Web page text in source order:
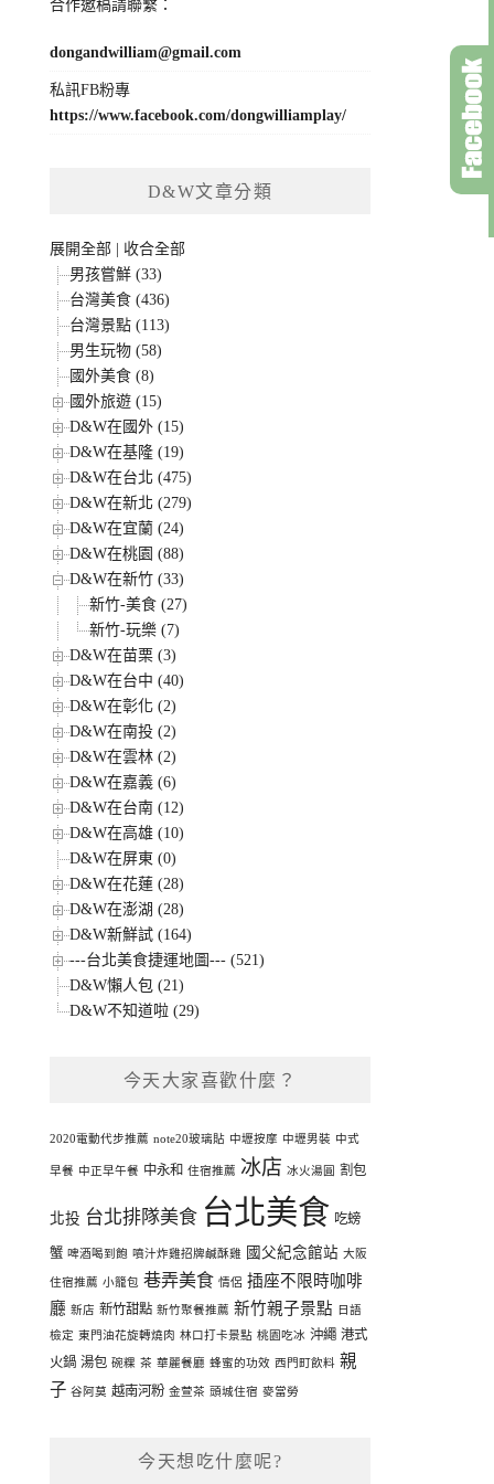
合作邀稿請聯繫：
dongandwilliam@gmail.com
私訊FB粉專
https://www.facebook.com/dongwilliamplay/
D&W文章分類
展開全部
收合全部
男孩嘗鮮 (33)
台灣美食 (436)
台灣景點 (113)
男生玩物 (58)
國外美食 (8)
國外旅遊 (15)
D&W在國外 (15)
D&W在基隆 (19)
D&W在台北 (475)
D&W在新北 (279)
D&W在宜蘭 (24)
D&W在桃園 (88)
D&W在新竹 (33)
新竹-美食 (27)
新竹-玩樂 (7)
D&W在苗栗 (3)
D&W在台中 (40)
D&W在彰化 (2)
D&W在南投 (2)
D&W在雲林 (2)
D&W在嘉義 (6)
D&W在台南 (12)
D&W在高雄 (10)
D&W在屏東 (0)
D&W在花蓮 (28)
D&W在澎湖 (28)
D&W新鮮試 (164)
---台北美食捷運地圖--- (521)
D&W懶人包 (21)
D&W不知道啦 (29)
今天大家喜歡什麼？
2020電動代步推薦 note20玻璃貼 中壢按摩 中壢男裝 中式
早餐 中正早午餐 中永和 住宿推薦 冰店 冰火湯圓 割包
北投 台北排隊美食 台北美食 吃螃
蟹 啤酒喝到飽 噴汁炸雞招牌鹹酥雞 國父紀念館站 大阪
住宿推薦 小籠包 巷弄美食 情侶 插座不限時咖啡
廳 新店 新竹甜點 新竹聚餐推薦 新竹親子景點 日語
檢定 東門油花旋轉燒肉 林口打卡景點 桃園吃冰 沖繩 港式
火鍋 湯包 碗粿 茶 華麗餐廳 蜂蜜的功效 西門町飲料 親
子 谷阿莫 越南河粉 金萱茶 頭城住宿 麥當勞
今天想吃什麼呢?